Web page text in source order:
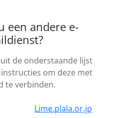
een andere e-
de onderstaande lijst
om deze met
te verbinden.
Lime.plala.or.jp